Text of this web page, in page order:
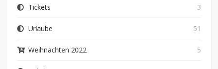
Tickets 3
Urlaube 51
Weihnachten 2022 5